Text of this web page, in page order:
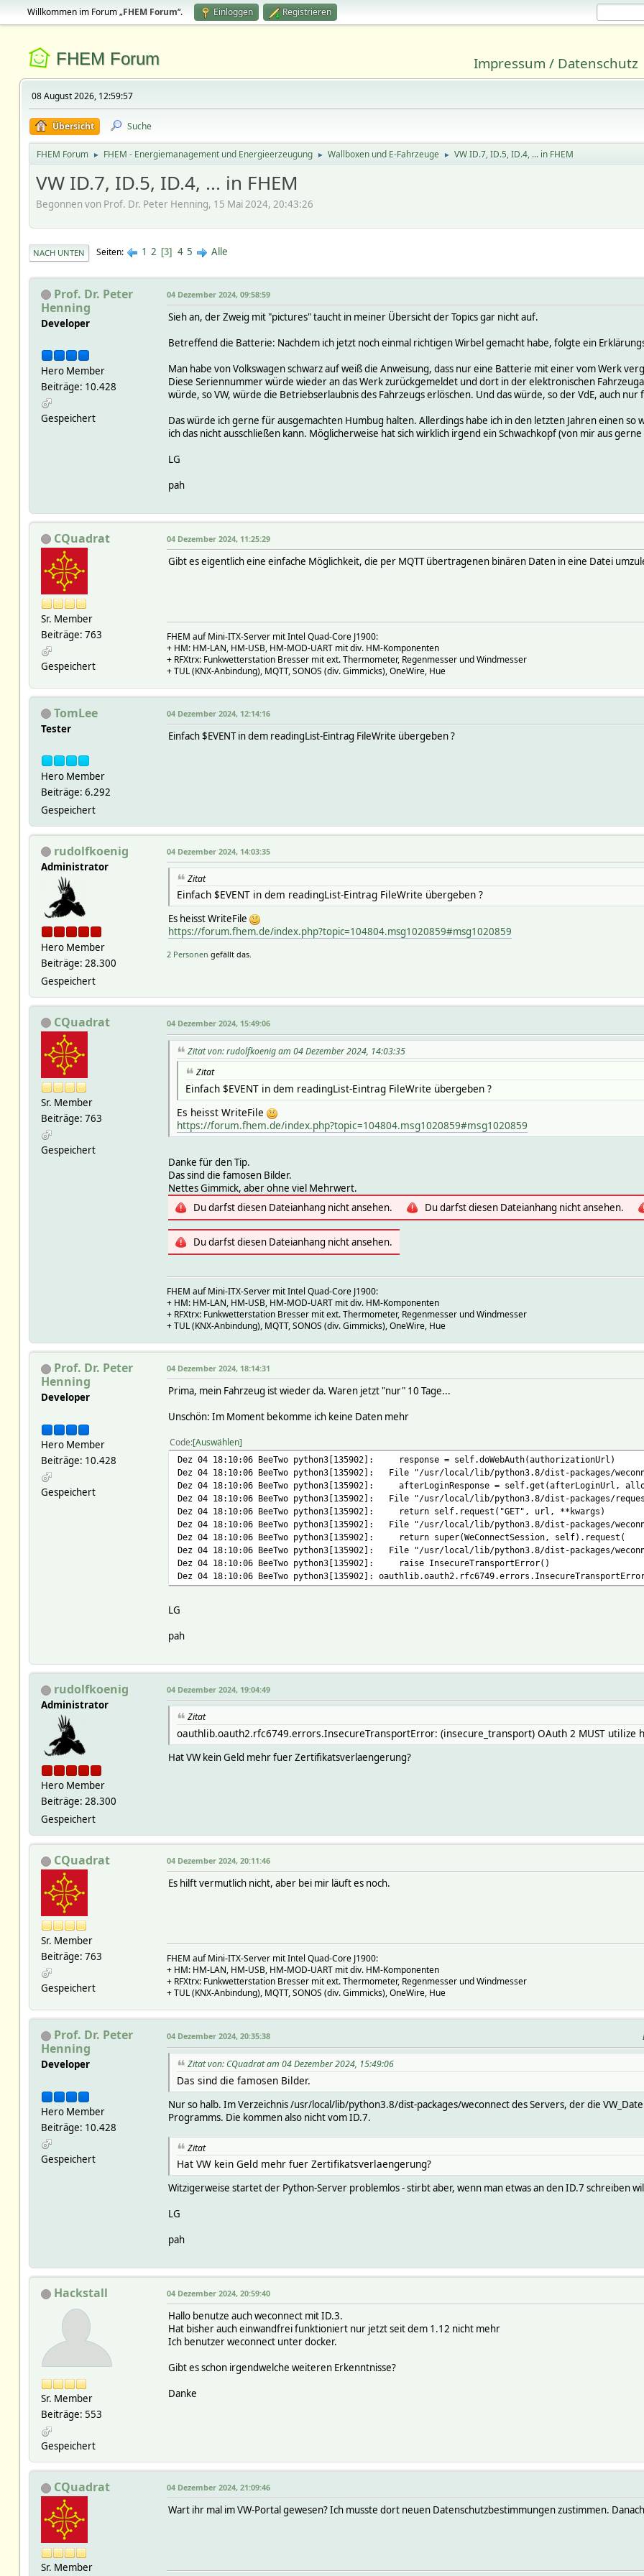
Willkommen im Forum „FHEM Forum“. Einloggen Registrieren
FHEM Forum Impressum / Datenschutz
08 August 2026, 12:59:57
Übersicht Suche
FHEM Forum ► FHEM - Energiemanagement und Energieerzeugung ► Wallboxen und E-Fahrzeuge ► VW ID.7, ID.5, ID.4, ... in FHEM
VW ID.7, ID.5, ID.4, ... in FHEM
Begonnen von Prof. Dr. Peter Henning, 15 Mai 2024, 20:43:26
NACH UNTEN Seiten 1 2 3 4 5 Alle
Prof. Dr. Peter
Henning
Developer
Hero Member
Beiträge: 10.428
Gespeichert
04 Dezember 2024, 09:58:59
Sieh an, der Zweig mit "pictures" taucht in meiner Übersicht der Topics gar nicht auf.
Betreffend die Batterie: Nachdem ich jetzt noch einmal richtigen Wirbel gemacht habe, folgte ein
Man habe von Volkswagen schwarz auf weiß die Anweisung, dass nur eine Batterie mit einer vom Werk
Diese Seriennummer würde wieder an das Werk zurückgemeldet und dort in der elektronischen
würde, so VW, würde die Betriebserlaubnis des Fahrzeugs erlöschen. Und das würde, so der VdE, auch
Das würde ich gerne für ausgemachten Humbug halten. Allerdings habe ich in den letzten Jahren einen
ich das nicht ausschließen kann. Möglicherweise hat sich wirklich irgend ein Schwachkopf (von mir aus
LG
pah
CQuadrat
Sr. Member
Beiträge: 763
Gespeichert
04 Dezember 2024, 11:25:29
Gibt es eigentlich eine einfache Möglichkeit, die per MQTT übertragenen binären Daten in eine Datei
FHEM auf Mini-ITX-Server mit Intel Quad-Core J1900:
+ HM: HM-LAN, HM-USB, HM-MOD-UART mit div. HM-Komponenten
+ RFXtrx: Funkwetterstation Bresser mit ext. Thermometer, Regenmesser und Windmesser
+ TUL (KNX-Anbindung), MQTT, SONOS (div. Gimmicks), OneWire, Hue
TomLee
Tester
Hero Member
Beiträge: 6.292
Gespeichert
04 Dezember 2024, 12:14:16
Einfach $EVENT in dem readingList-Eintrag FileWrite übergeben ?
rudolfkoenig
Administrator
Hero Member
Beiträge: 28.300
Gespeichert
04 Dezember 2024, 14:03:35
Zitat
Einfach $EVENT in dem readingList-Eintrag FileWrite übergeben ?
Es heisst WriteFile
https://forum.fhem.de/index.php?topic=104804.msg1020859#msg1020859
2 Personen gefällt das.
CQuadrat
Sr. Member
Beiträge: 763
Gespeichert
04 Dezember 2024, 15:49:06
Zitat von: rudolfkoenig am 04 Dezember 2024, 14:03:35
Zitat
Einfach $EVENT in dem readingList-Eintrag FileWrite übergeben ?
Es heisst WriteFile
https://forum.fhem.de/index.php?topic=104804.msg1020859#msg1020859
Danke für den Tip.
Das sind die famosen Bilder.
Nettes Gimmick, aber ohne viel Mehrwert.
Du darfst diesen Dateianhang nicht ansehen.
Du darfst diesen Dateianhang nicht ansehen.
Du darfst diesen Dateianhang nicht ansehen.
FHEM auf Mini-ITX-Server mit Intel Quad-Core J1900:
+ HM: HM-LAN, HM-USB, HM-MOD-UART mit div. HM-Komponenten
+ RFXtrx: Funkwetterstation Bresser mit ext. Thermometer, Regenmesser und Windmesser
+ TUL (KNX-Anbindung), MQTT, SONOS (div. Gimmicks), OneWire, Hue
Prof. Dr. Peter
Henning
Developer
Hero Member
Beiträge: 10.428
Gespeichert
04 Dezember 2024, 18:14:31
Prima, mein Fahrzeug ist wieder da. Waren jetzt "nur" 10 Tage...
Unschön: Im Moment bekomme ich keine Daten mehr
Code Auswählen
Dez 04 18:10:06 BeeTwo python3[135902]: response = self.doWebAuth(authorizationUrl)
Dez 04 18:10:06 BeeTwo python3[135902]: File "/usr/local/lib/python3.8/dist-packages/
Dez 04 18:10:06 BeeTwo python3[135902]: afterLoginResponse = self.get(afterLoginUrl,
Dez 04 18:10:06 BeeTwo python3[135902]: File "/usr/local/lib/python3.8/dist-packages/
Dez 04 18:10:06 BeeTwo python3[135902]: return self.request("GET", url, **kwargs)
Dez 04 18:10:06 BeeTwo python3[135902]: File "/usr/local/lib/python3.8/dist-packages/
Dez 04 18:10:06 BeeTwo python3[135902]: return super(WeConnectSession, self).request(
Dez 04 18:10:06 BeeTwo python3[135902]: File "/usr/local/lib/python3.8/dist-packages/
Dez 04 18:10:06 BeeTwo python3[135902]: raise InsecureTransportError()
Dez 04 18:10:06 BeeTwo python3[135902]:
LG
pah
rudolfkoenig
Administrator
Hero Member
Beiträge: 28.300
Gespeichert
04 Dezember 2024, 19:04:49
Zitat
oauthlib.oauth2.rfc6749.errors.InsecureTransportError: (insecure_transport) OAuth 2 MUST utilize
Hat VW kein Geld mehr fuer Zertifikatsverlaengerung?
CQuadrat
Sr. Member
Beiträge: 763
Gespeichert
04 Dezember 2024, 20:11:46
Es hilft vermutlich nicht, aber bei mir läuft es noch.
FHEM auf Mini-ITX-Server mit Intel Quad-Core J1900:
+ HM: HM-LAN, HM-USB, HM-MOD-UART mit div. HM-Komponenten
+ RFXtrx: Funkwetterstation Bresser mit ext. Thermometer, Regenmesser und Windmesser
+ TUL (KNX-Anbindung), MQTT, SONOS (div. Gimmicks), OneWire, Hue
Prof. Dr. Peter
Henning
Developer
Hero Member
Beiträge: 10.428
Gespeichert
04 Dezember 2024, 20:35:38
Zitat von: CQuadrat am 04 Dezember 2024, 15:49:06
Das sind die famosen Bilder.
Nur so halb. Im Verzeichnis /usr/local/lib/python3.8/dist-packages/weconnect des Servers, der die
Programms. Die kommen also nicht vom ID.7.
Zitat
Hat VW kein Geld mehr fuer Zertifikatsverlaengerung?
Witzigerweise startet der Python-Server problemlos - stirbt aber, wenn man etwas an den ID.7 schreiben
LG
pah
Hackstall
Sr. Member
Beiträge: 553
Gespeichert
04 Dezember 2024, 20:59:40
Hallo benutze auch weconnect mit ID.3.
Hat bisher auch einwandfrei funktioniert nur jetzt seit dem 1.12 nicht mehr
Ich benutzer weconnect unter docker.
Gibt es schon irgendwelche weiteren Erkenntnisse?
Danke
CQuadrat
Sr. Member
04 Dezember 2024, 21:09:46
Wart ihr mal im VW-Portal gewesen? Ich musste dort neuen Datenschutzbestimmungen zustimmen.